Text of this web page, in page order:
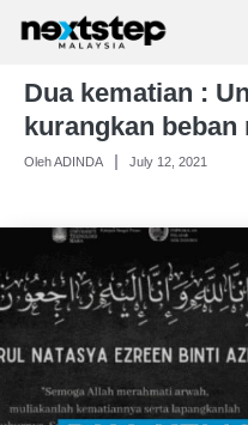
Skip
content
Dua kematian :
kurangkan beban
Oleh ADINDA July 12, 2021